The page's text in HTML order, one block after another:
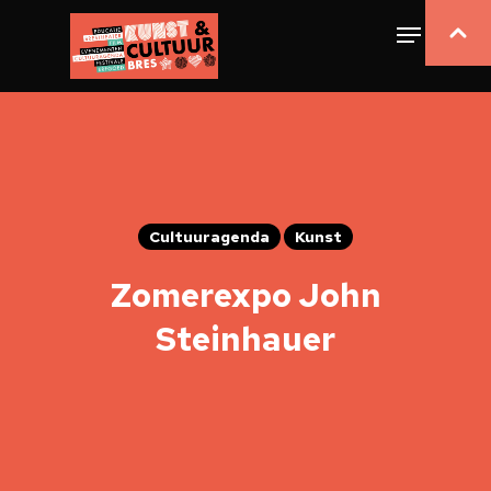
Cultuuragenda Kunst
Zomerexpo John
Steinhauer